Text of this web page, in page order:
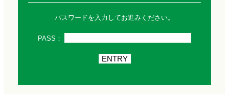
パスワードを入力してお進みください。
PASS：